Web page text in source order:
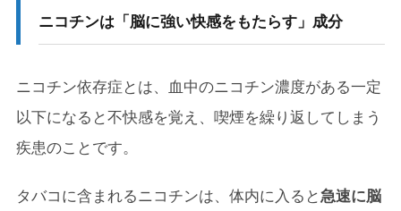
ニコチンは「脳に強い快感をもたらす」成分
ニコチン依存症とは、血中のニコチン濃度がある一定
以下になると不快感を覚え、喫煙を繰り返してしまう
疾患のことです。
タバコに含まれるニコチンは、体内に入ると急速に脳